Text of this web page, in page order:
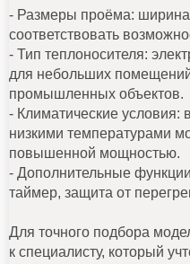
- Размеры проёма:
соответствовать
- Тип теплоносителя:
для небольших
промышленных объектов.
- Климатические условия:
низкими температурами
повышенной мощностью.
- Дополнительные
таймер, защита от
Для точного подбора
к специалисту, который